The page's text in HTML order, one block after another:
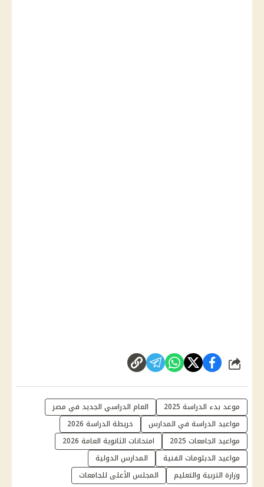
شارك
موعد بدء الدراسة 2025
العام الدراسي الجديد في مصر
مواعيد الدراسة في المدارس
خريطة الدراسة 2026
مواعيد الجامعات 2025
امتحانات الثانوية العامة 2026
مواعيد الدبلومات الفنية
المدارس الدولية
وزارة التربية والتعليم
المجلس الأعلى للجامعات